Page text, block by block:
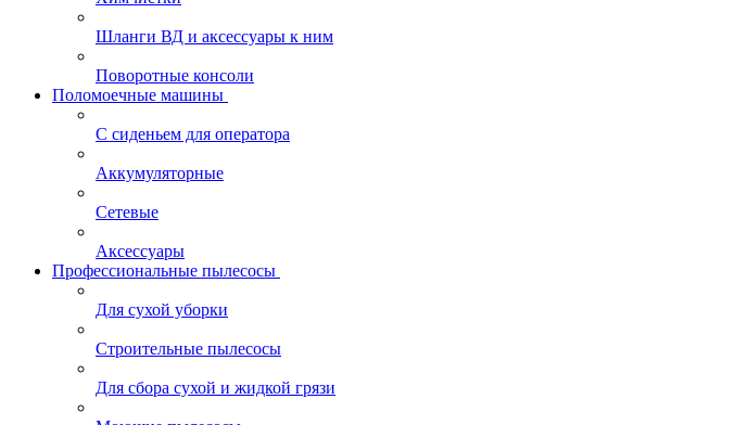
Шланги ВД и аксессуары к ним
Поворотные консоли
Поломоечные машины
С сиденьем для оператора
Аккумуляторные
Сетевые
Аксессуары
Профессиональные пылесосы
Для сухой уборки
Строительные пылесосы
Для сбора сухой и жидкой грязи